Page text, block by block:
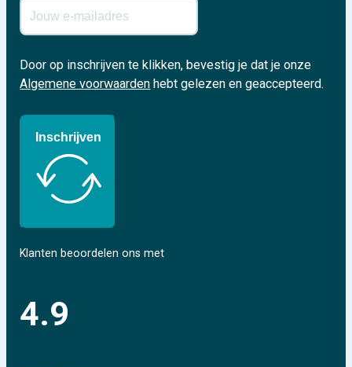
Door op inschrijven te klikken, bevestig je dat je onze
Algemene voorwaarden hebt gelezen en geaccepteerd.
Inschrijven
Klanten beoordelen ons met
4.9